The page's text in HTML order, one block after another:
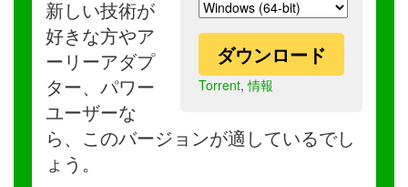
ダウンロード
Torrent,情報
新しい技術が
好きな方やア
ーリーアダプ
ター、パワー
ユーザーな
ら、このバージョンが適しているでし
ょう。